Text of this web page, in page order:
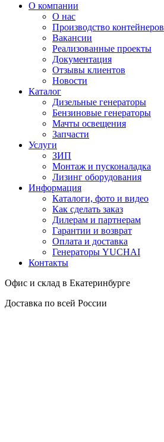
О компании
О нас
Производство контейнеров
Вакансии
Реализованные проекты
Документация
Отзывы клиентов
Новости
Каталог
Дизельные генераторы
Бензиновые генераторы
Мачты освещения
Запчасти
Услуги
ЗИП
Монтаж и пусконаладка
Лизинг оборудования
Информация
Каталоги, фото и видео
Как сделать заказ
Дилерам и партнерам
Гарантии и возврат
Оплата и доставка
Генераторы YUCHAI
Контакты
Офис и склад в Екатеринбурге
Доставка по всей России